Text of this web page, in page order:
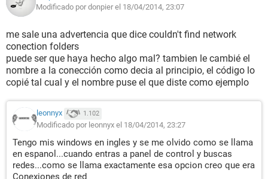
Modificado por donpier el 18/04/2014, 23:07
me sale una advertencia que dice couldn't find network
conection folders
puede ser que haya hecho algo mal? tambien le cambié el
nombre a la conección como decia al principio, el código lo
copié tal cual y el nombre puse el que diste como ejemplo
leonnyx 1.102
Modificado por leonnyx el 18/04/2014, 23:27
Tengo mis windows en ingles y se me olvido como se llama
en espanol...cuando entras a panel de control y buscas
redes...como se llama exactamente esa opcion creo que era
Conexiones de red